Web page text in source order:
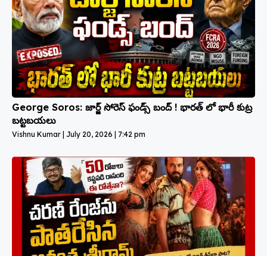
George Soros: జార్జ్ సోరెస్ ఫండ్స్ బంద్ ! భారత్ లో భారీ కుట్ర
బట్టబయలు
Vishnu Kumar July 20, 2026 7:42 pm